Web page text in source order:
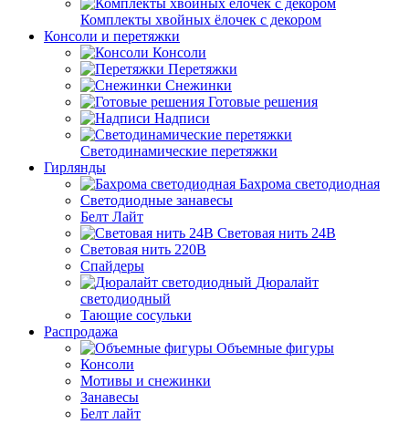
Комплекты хвойных ёлочек с декором
Консоли и перетяжки
Консоли
Перетяжки
Снежинки
Готовые решения
Надписи
Светодинамические перетяжки
Гирлянды
Бахрома светодиодная
Светодиодные занавесы
Белт Лайт
Световая нить 24В
Световая нить 220В
Спайдеры
Дюралайт
светодиодный
Тающие сосульки
Распродажа
Объемные фигуры
Консоли
Мотивы и снежинки
Занавесы
Белт лайт